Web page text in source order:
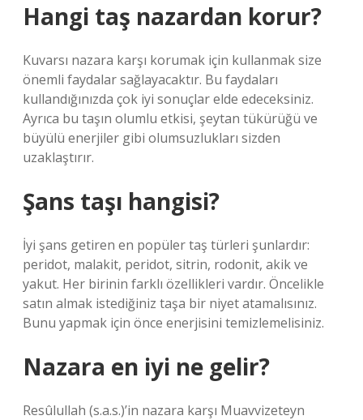
Hangi taş nazardan korur?
Kuvarsı nazara karşı korumak için kullanmak size
önemli faydalar sağlayacaktır. Bu faydaları
kullandığınızda çok iyi sonuçlar elde edeceksiniz.
Ayrıca bu taşın olumlu etkisi, şeytan tükürüğü ve
büyülü enerjiler gibi olumsuzlukları sizden
uzaklaştırır.
Şans taşı hangisi?
İyi şans getiren en popüler taş türleri şunlardır:
peridot, malakit, peridot, sitrin, rodonit, akik ve
yakut. Her birinin farklı özellikleri vardır. Öncelikle
satın almak istediğiniz taşa bir niyet atamalısınız.
Bunu yapmak için önce enerjisini temizlemelisiniz.
Nazara en iyi ne gelir?
Resûlullah (s.a.s.)’in nazara karşı Muavvizeteyn